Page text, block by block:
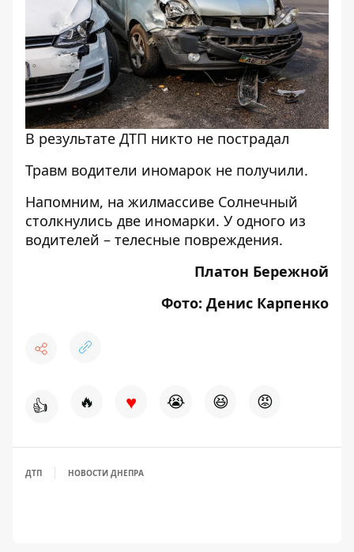
В результате ДТП никто не пострадал
Травм водители иномарок не получили.
Напомним, на жилмассиве Солнечный
столкнулись две иномарки. У одного из
водителей – телесные повреждения.
Платон Бережной
Фото: Денис Карпенко
👍 🔥 ♥ 😭 😆 😡
ДТП НОВОСТИ ДНЕПРА